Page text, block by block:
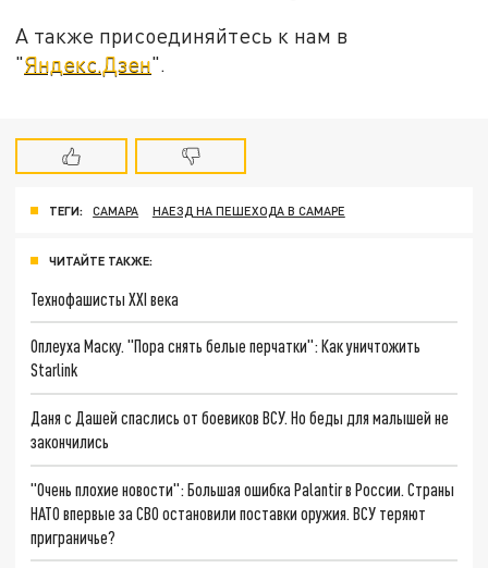
А также присоединяйтесь к нам в
"Яндекс.Дзен".
ТЕГИ: САМАРА НАЕЗД НА ПЕШЕХОДА В САМАРЕ
ЧИТАЙТЕ ТАКЖЕ:
Технофашисты XXI века
Оплеуха Маску. "Пора снять белые перчатки": Как уничтожить
Starlink
Даня с Дашей спаслись от боевиков ВСУ. Но беды для малышей не
закончились
"Очень плохие новости": Большая ошибка Palantir в России. Страны
НАТО впервые за СВО остановили поставки оружия. ВСУ теряют
приграничье?